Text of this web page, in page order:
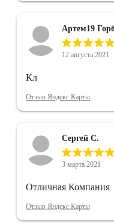
Артем19
12 августа 2021
Кл
Отзыв Яндекс.Карты
Сергей С.
3 марта 2021
Отличная Компания
Отзыв Яндекс.Карты